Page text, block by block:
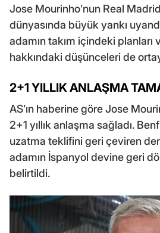
Jose Mourinho’nun Real
dünyasında büyük yankı
adamın takım içindeki planları
hakkındaki düşünceleri de
2+1 YILLIK ANLAŞMA
AS’ın haberine göre Jose
2+1 yıllık anlaşma sağladı.
uzatma teklifini geri çeviren
adamın İspanyol devine geri
belirtildi.